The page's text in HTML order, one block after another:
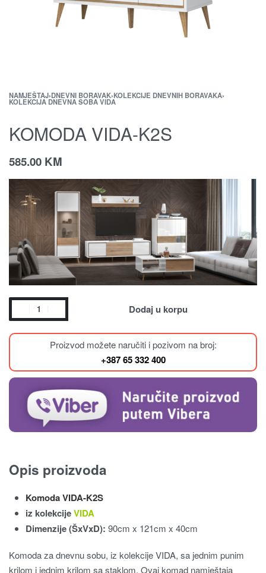
NAMJEŠTAJ›DNEVNI BORAVAK›KOLEKCIJE DNEVNIH BORAVAKA›
KOLEKCIJA DNEVNA SOBA VIDA
KOMODA VIDA-K2S
585.00 KM
Dodaj u korpu
Proizvod možete naručiti i pozivom na broj:
+387 65 332 400
Opis proizvoda
Komoda VIDA-K2S
iz kolekcijeVIDA
Dimenzije (ŠxVxD): 90cm x 121cm x 40cm
Komoda za dnevnu sobu, iz kolekcije VIDA, sa jednim punim
krilom i jednim krilom sa staklom. Ovaj komad namještaja